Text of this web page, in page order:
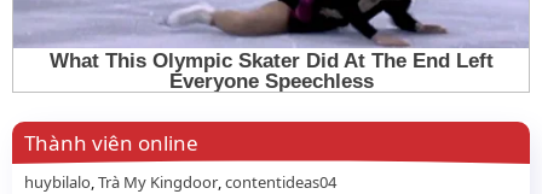
Thành viên online
huybilalo Trà My Kingdoor contentideas04